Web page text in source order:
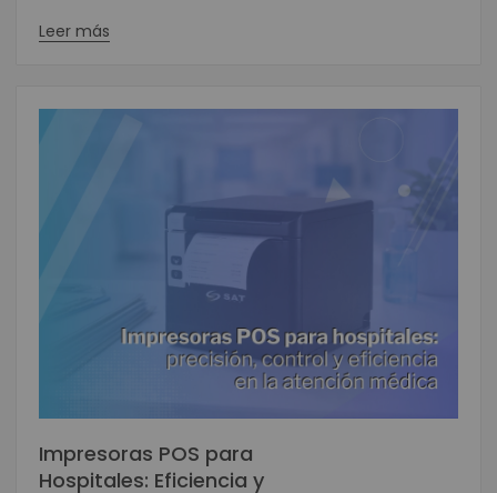
Leer más
Impresoras POS para
Hospitales: Eficiencia y